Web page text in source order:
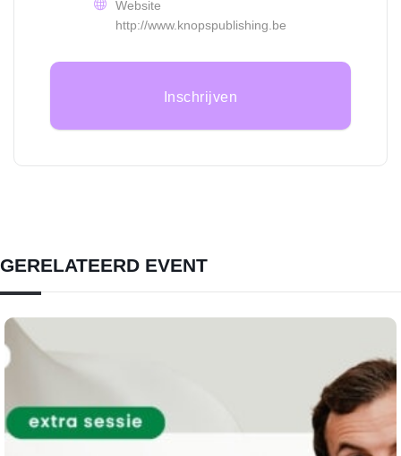
Website
http://www.knopspublishing.be
Inschrijven
GERELATEERD EVENT